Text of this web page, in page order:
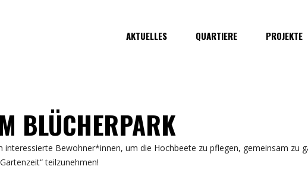
AKTUELLES QUARTIERE PROJEKTE
BLÜCHERPARK
interessierte Bewohner*innen, um die Hochbeete zu pflegen, gemeinsam zu
teilzunehmen!